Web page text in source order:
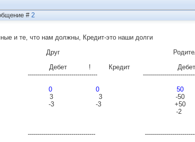
# 2
и те, что нам должны, Кредит-это наши долги
Дебет ! Кредит Дебет
-----------------------------------
0 0 50
3 3 -50
3 -3 +50
-2
----------------------------------